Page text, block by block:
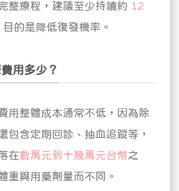
整療程，建議至少持續約 12
目的是降低復發機率。
用多少？
用整體成本通常不低，因為除
包含定期回診、抽血追蹤等，
在數萬元到十幾萬元台幣之
重與用藥劑量而不同。